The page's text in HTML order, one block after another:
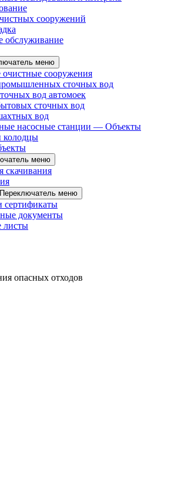
сооружений
обслуживание
меню
сооружения
сточных вод
вод автомоек
сточных вод
вод
насосные станции — Объекты
колодцы
меню
скачивания
Переключатель меню
сертификаты
документы
листы
опасных отходов